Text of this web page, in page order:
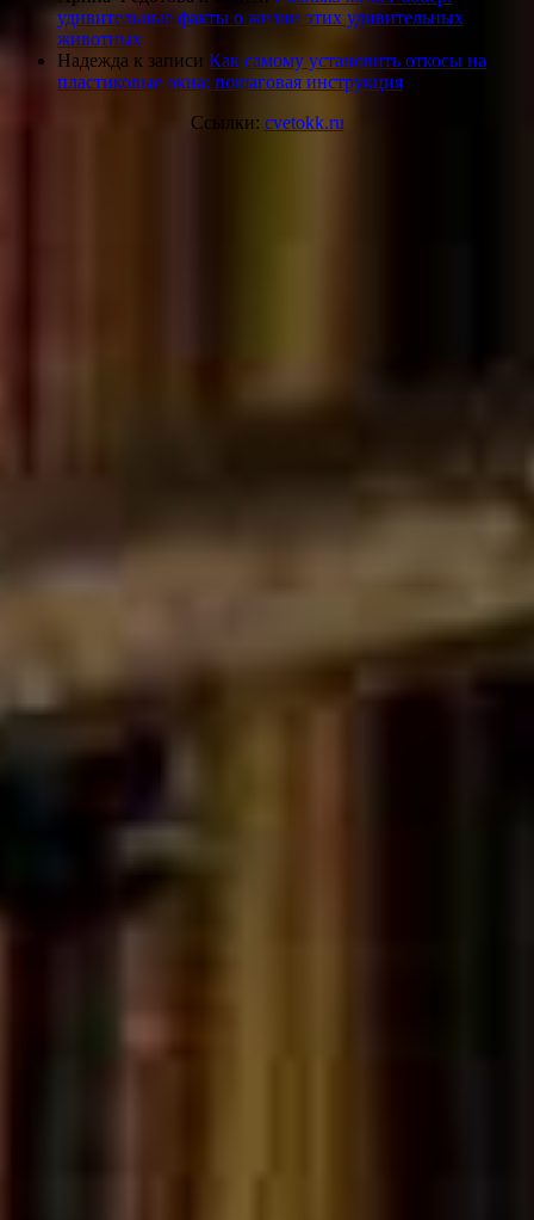
удивительные факты о жизни этих удивительных
животных
Надежда к записи Как самому установить откосы на
пластиковые окна: пошаговая инструкция
Ссылки: cvetokk.ru